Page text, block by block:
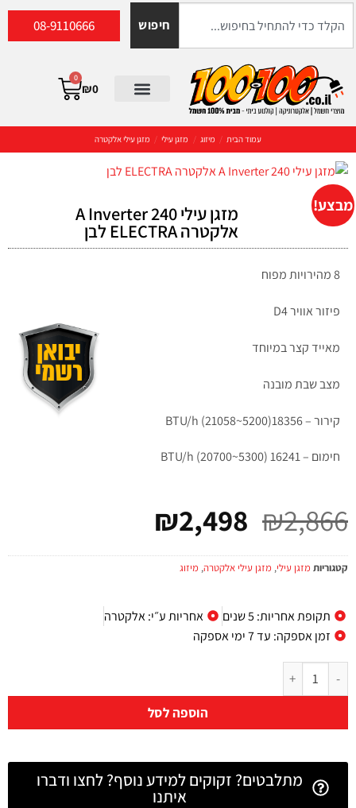
חיפוש 08-9110666
₪0
0
עמוד הבית / מיזוג / מזגן עילי / מזגן עילי אלקטרה
מבצע! מזגן עילי A Inverter 240
אלקטרה ELECTRA לבן
8 מהירויות מפוח
פיזור אוויר D4
מאייד קצר במיוחד
מצב שבת מובנה
קירור – 18356(5200~21058) BTU/h
חימום – 16241 (5300~20700) BTU/h
₪2,866
₪2,498
קטגוריות מזגן עילי, מזגן עילי אלקטרה, מיזוג
תקופת אחריות: 5 שנים
אחריות ע״י: אלקטרה
זמן אספקה: עד 7 ימי אספקה
הוספה לסל
מתלבטים? זקוקים למידע נוסף? לחצו ודברו
איתנו